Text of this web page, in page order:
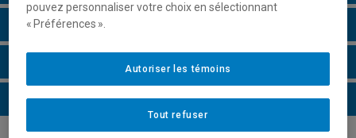
Horaire - Été 2026
Horaire - Automne 2026
Horaire - Hiver 2027
pouvez personnaliser votre choix en sélectionnant
« Préférences ».
Tout refuser
Autoriser les témoins